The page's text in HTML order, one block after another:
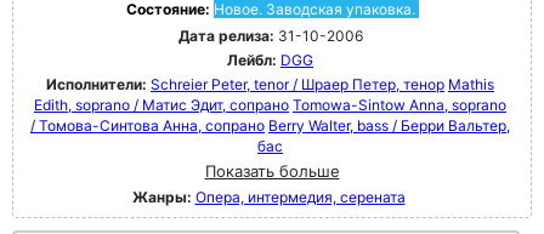
Состояние: Новое. Заводская упаковка.
Дата релиза: 31-10-2006
Лейбл: DGG
Исполнители: Schreier Peter, tenor / Шраер Петер, тенор Mathis
Edith, soprano / Матис Эдит, сопрано Tomowa-Sintow Anna, soprano
/ Томова-Синтова Анна, сопрано Berry Walter, bass / Берри Вальтер,
бас
Показать больше
Жанры: Опера, интермедия, серената